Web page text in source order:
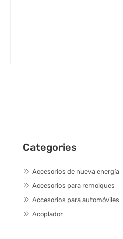
Categories
Accesorios de nueva energía
Accesorios para remolques
Accesorios para automóviles
Acoplador